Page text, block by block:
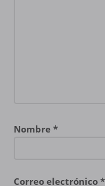
Nombre *
Correo electrónico *